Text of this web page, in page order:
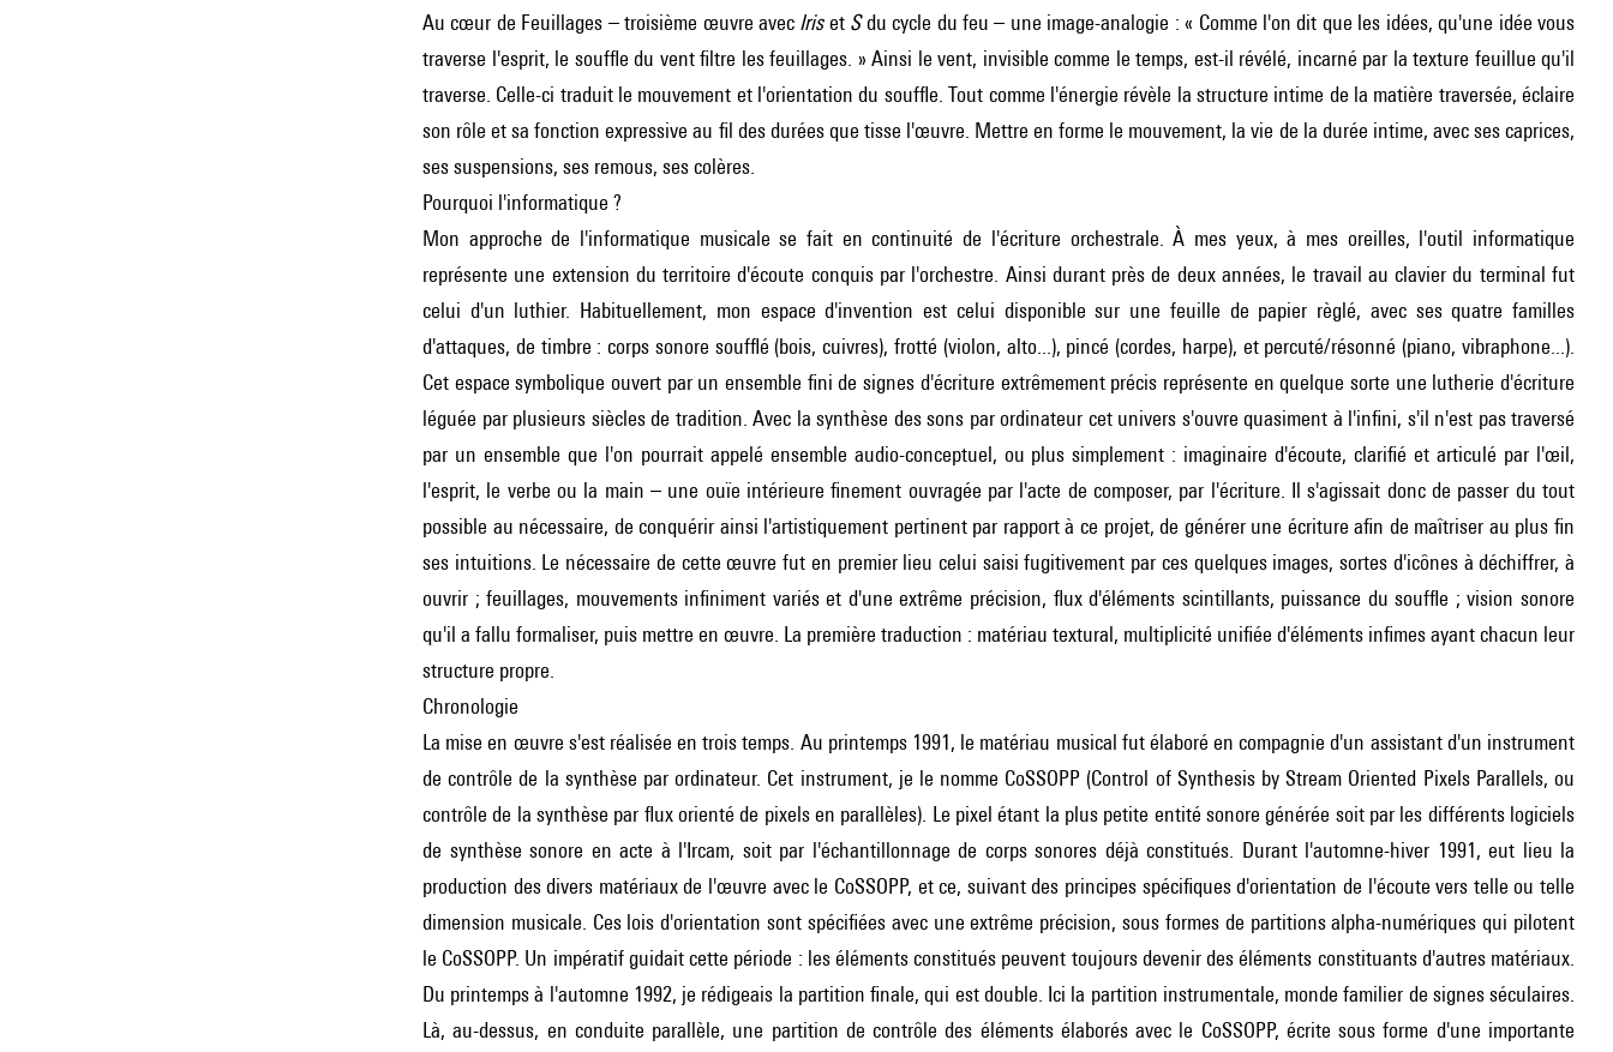
Au cœur de Feuillages – troisième œuvre avec Iriset Sdu cycle du feu – une image-analogie : « Comme l'on dit que les idées, qu'une idée vous
traverse l'esprit, le souffle du vent filtre les feuillages. » Ainsi le vent, invisible comme le temps, est-il révélé, incarné par la texture feuillue qu'il
traverse. Celle-ci traduit le mouvement et l'orientation du souffle. Tout comme l'énergie révèle la structure intime de la matière traversée, éclaire
son rôle et sa fonction expressive au fil des durées que tisse l'œuvre. Mettre en forme le mouvement, la vie de la durée intime, avec ses caprices,
ses suspensions, ses remous, ses colères.
Pourquoi l'informatique ?
Mon approche de l'informatique musicale se fait en continuité de l'écriture orchestrale. À mes yeux, à mes oreilles, l'outil informatique
représente une extension du territoire d'écoute conquis par l'orchestre. Ainsi durant près de deux années, le travail au clavier du terminal fut
celui d'un luthier. Habituellement, mon espace d'invention est celui disponible sur une feuille de papier règlé, avec ses quatre familles
d'attaques, de timbre : corps sonore soufflé (bois, cuivres), frotté (violon, alto...), pincé (cordes, harpe), et percuté/résonné (piano, vibraphone...).
Cet espace symbolique ouvert par un ensemble fini de signes d'écriture extrêmement précis représente en quelque sorte une lutherie d'écriture
léguée par plusieurs siècles de tradition. Avec la synthèse des sons par ordinateur cet univers s'ouvre quasiment à l'infini, s'il n'est pas traversé
par un ensemble que l'on pourrait appelé ensemble audio-conceptuel, ou plus simplement : imaginaire d'écoute, clarifié et articulé par l'œil,
l'esprit, le verbe ou la main – une ouïe intérieure finement ouvragée par l'acte de composer, par l'écriture. Il s'agissait donc de passer du tout
possible au nécessaire, de conquérir ainsi l'artistiquement pertinent par rapport à ce projet, de générer une écriture afin de maîtriser au plus fin
ses intuitions. Le nécessaire de cette œuvre fut en premier lieu celui saisi fugitivement par ces quelques images, sortes d'icônes à déchiffrer, à
ouvrir ; feuillages, mouvements infiniment variés et d'une extrême précision, flux d'éléments scintillants, puissance du souffle ; vision sonore
qu'il a fallu formaliser, puis mettre en œuvre. La première traduction : matériau textural, multiplicité unifiée d'éléments infimes ayant chacun leur
structure propre.
Chronologie
La mise en œuvre s'est réalisée en trois temps. Au printemps 1991, le matériau musical fut élaboré en compagnie d'un assistant d'un instrument
de contrôle de la synthèse par ordinateur. Cet instrument, je le nomme CoSSOPP (Control of Synthesis by Stream Oriented Pixels Parallels, ou
contrôle de la synthèse par flux orienté de pixels en parallèles). Le pixel étant la plus petite entité sonore générée soit par les différents logiciels
de synthèse sonore en acte à l'Ircam, soit par l'échantillonnage de corps sonores déjà constitués. Durant l'automne-hiver 1991, eut lieu la
production des divers matériaux de l'œuvre avec le CoSSOPP, et ce, suivant des principes spécifiques d'orientation de l'écoute vers telle ou telle
dimension musicale. Ces lois d'orientation sont spécifiées avec une extrême précision, sous formes de partitions alpha-numériques qui pilotent
le CoSSOPP. Un impératif guidait cette période : les éléments constitués peuvent toujours devenir des éléments constituants d'autres matériaux.
Du printemps à l'automne 1992, je rédigeais la partition finale, qui est double. Ici la partition instrumentale, monde familier de signes séculaires.
Là, au-dessus, en conduite parallèle, une partition de contrôle des éléments élaborés avec le CoSSOPP, écrite sous forme d'une importante